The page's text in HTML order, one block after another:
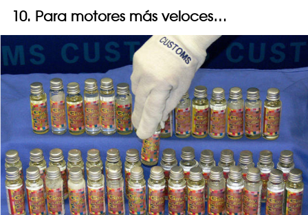
10. Para motores más veloces…